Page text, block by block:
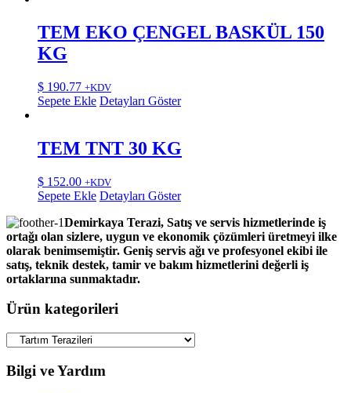
TEM EKO ÇENGEL BASKÜL 150
KG
$ 190.77 +KDV
Sepete Ekle Detayları Göster
TEM TNT 30 KG
$ 152.00 +KDV
Sepete Ekle Detayları Göster
Demirkaya Terazi, Satış ve servis hizmetlerinde iş
ortağı olan sizlere, uygun ve ekonomik çözümleri üretmeyi ilke
olarak benimsemiştir. Geniş servis ağı ve profesyonel ekibi ile
satış, teknik destek, tamir ve bakım hizmetlerini değerli iş
ortaklarına sunmaktadır.
Ürün kategorileri
Bilgi ve Yardım